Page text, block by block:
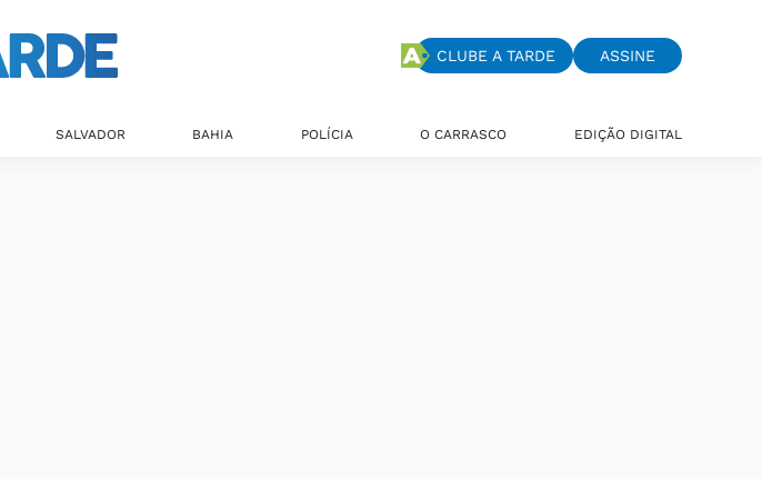
CLUBE A TARDE ASSINE
SALVADOR BAHIA POLÍCIA O CARRASCO EDIÇÃO DIGITAL